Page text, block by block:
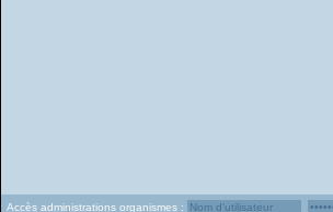
Accès administrations organismes :